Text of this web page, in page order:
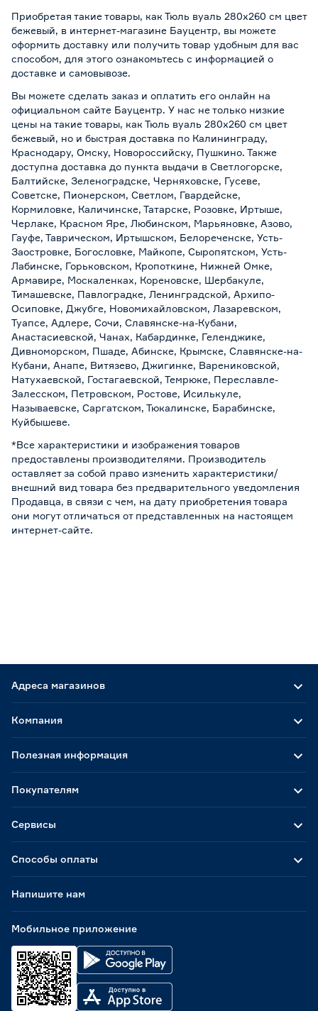
Приобретая такие товары, как Тюль вуаль 280х260 см цвет
бежевый, в интернет-магазине Бауцентр, вы можете
оформить доставку или получить товар удобным для вас
способом, для этого ознакомьтесь с информацией о
доставке и самовывозе.
Вы можете сделать заказ и оплатить его онлайн на
официальном сайте Бауцентр. У нас не только низкие
цены на такие товары, как Тюль вуаль 280х260 см цвет
бежевый, но и быстрая доставка по Калининграду,
Краснодару, Омску, Новороссийску, Пушкино. Также
доступна доставка до пункта выдачи в Светлогорске,
Балтийске, Зеленоградске, Черняховске, Гусеве,
Советске, Пионерском, Светлом, Гвардейске,
Кормиловке, Каличинске, Татарске, Розовке, Иртыше,
Черлаке, Красном Яре, Любинском, Марьяновке, Азово,
Гауфе, Таврическом, Иртышском, Белореченске, Усть-
Заостровке, Богословке, Майкопе, Сыропятском, Усть-
Лабинске, Горьковском, Кропоткине, Нижней Омке,
Армавире, Москаленках, Кореновске, Шербакуле,
Тимашевске, Павлоградке, Ленинградской, Архипо-
Осиповке, Джубге, Новомихайловском, Лазаревском,
Туапсе, Адлере, Сочи, Славянске-на-Кубани,
Анастасиевской, Чанах, Кабардинке, Геленджике,
Дивноморском, Пшаде, Абинске, Крымске, Славянске-на-
Кубани, Анапе, Витязево, Джигинке, Варениковской,
Натухаевской, Гостагаевской, Темрюке, Переславле-
Залесском, Петровском, Ростове, Исилькуле,
Называевске, Саргатском, Тюкалинске, Барабинске,
Куйбышеве.
*Все характеристики и изображения товаров
предоставлены производителями. Производитель
оставляет за собой право изменить характеристики/
внешний вид товара без предварительного уведомления
Продавца, в связи с чем, на дату приобретения товара
они могут отличаться от представленных на настоящем
интернет-сайте.
Адреса магазинов
Способы оплаты
Мобильное приложение
Компания
Полезная информация
Покупателям
Сервисы
Напишите нам